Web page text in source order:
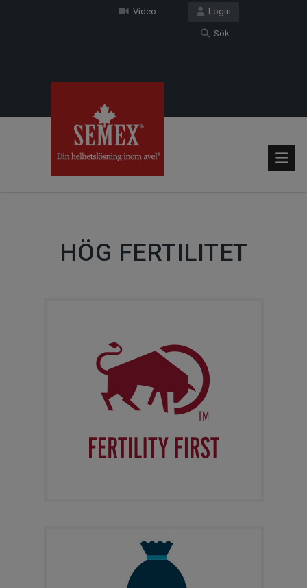
Login
Video
Sök
HÖG FERTILITET